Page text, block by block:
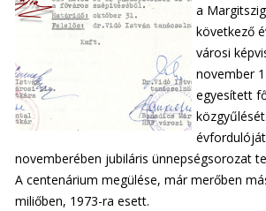
a
következő
városi
november
egyesített
novemberében jubiláris ünnepségsorozat
A centenárium megülése, már merőben
miliőben, 1973-ra esett.